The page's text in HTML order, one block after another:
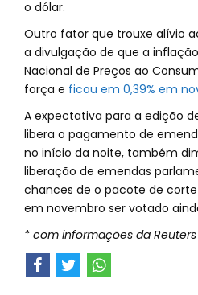
o dólar.
Outro fator que trouxe alívio
a divulgação de que a
Nacional de Preços ao
força e ficou em 0,39% em
A expectativa para a edição
libera o pagamento de
no início da noite, também
liberação de emendas
chances de o pacote de
em novembro ser votado
* com informações da Reuters